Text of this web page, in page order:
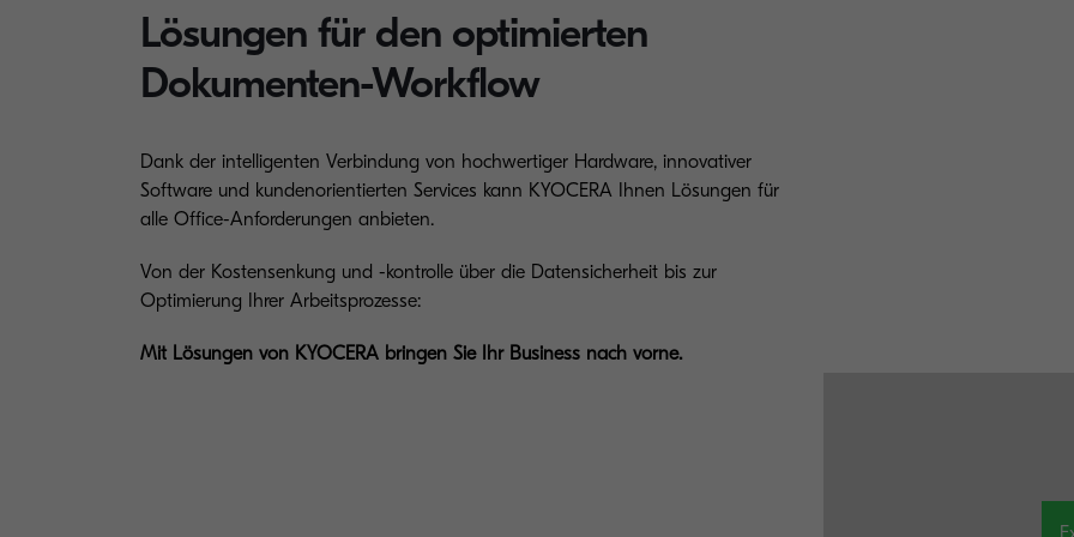
Lösungen für den optimierten
Dokumenten-Workflow
Dank der intelligenten Verbindung von hochwertiger Hardware, innovativer
Software und kundenorientierten Services kann KYOCERA Ihnen Lösungen für
alle Office-Anforderungen anbieten.
Von der Kostensenkung und -kontrolle über die Datensicherheit bis zur
Optimierung Ihrer Arbeitsprozesse:
Mit Lösungen von KYOCERA bringen Sie Ihr Business nach vorne.